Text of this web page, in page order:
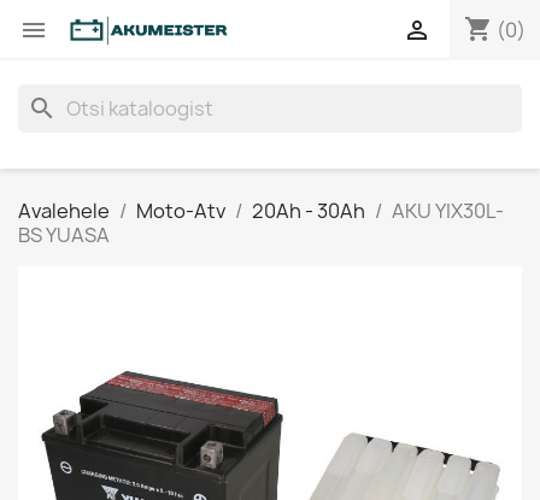
 shopping_cart (0)

search
Avalehele Moto-Atv 20Ah - 30Ah
AKU YIX30L-
BS YUASA